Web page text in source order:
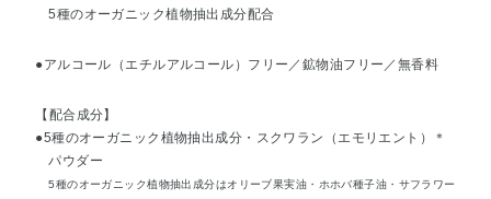
5種のオーガニック植物抽出成分配合
●アルコール（エチルアルコール）フリー／鉱物油フリー／無香料
【配合成分】
●5種のオーガニック植物抽出成分・スクワラン（エモリエント）＊
パウダー
5種のオーガニック植物抽出成分はオリーブ果実油・ホホバ種子油・サフラワー